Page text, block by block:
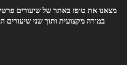
מצאנו את טופז באתר של שיעורים
במורה מקצועית ותוך שני שיעורים